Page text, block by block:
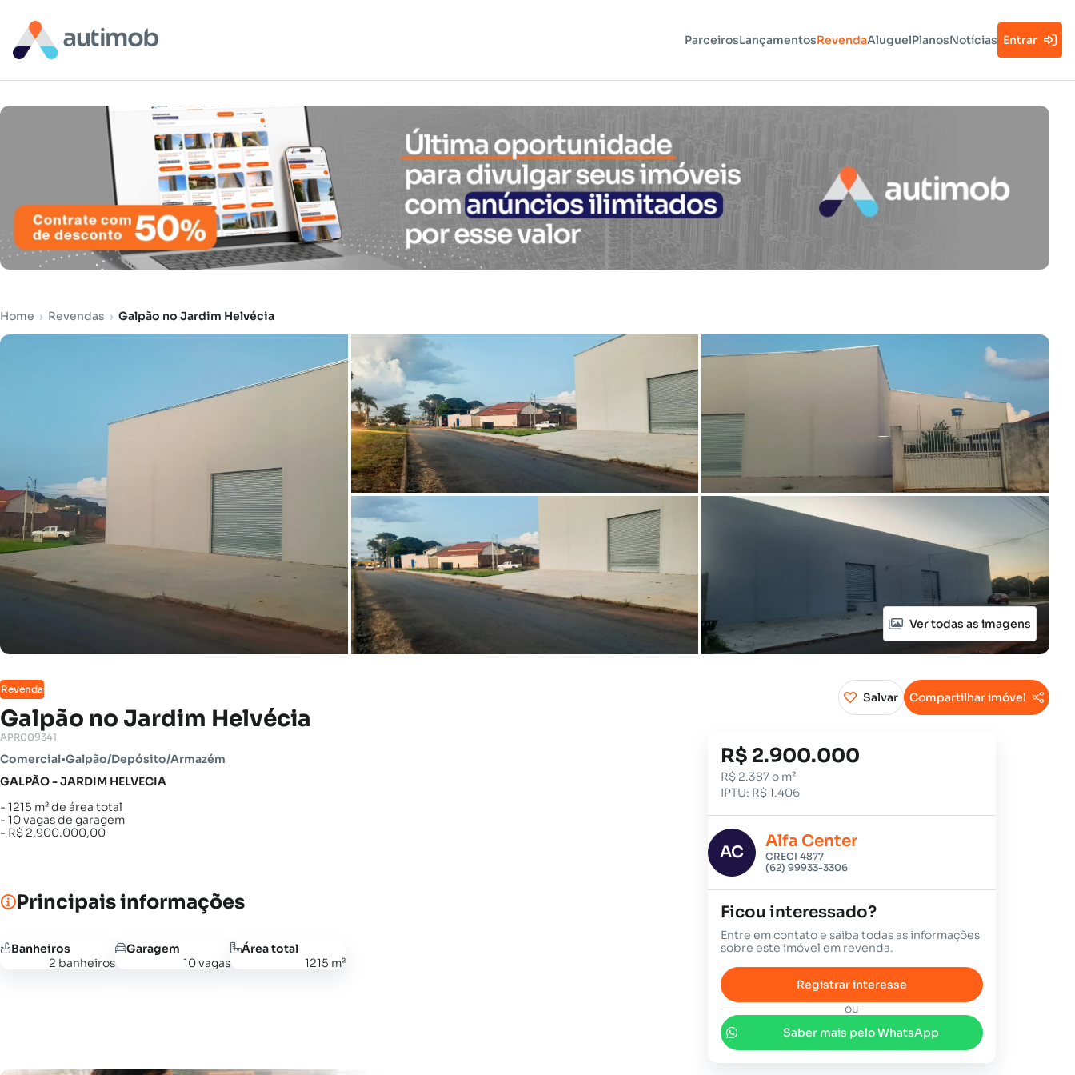
ParceirosLançamentosRevendaAluguelPlanosNotícias Entrar
Home › Revendas › Galpão no Jardim Helvécia
Ver todas as imagens
Revenda
Galpão no Jardim Helvécia
Salvar Compartilhar imóvel
APR009341
Comercial•Galpão/Depósito/Armazém
GALPÃO - JARDIM HELVECIA
- 1215 m² de área total
- 10 vagas de garagem
- R$ 2.900.000,00
Principais informações
Banheiros
2 banheiros
Garagem
10 vagas
Área total
1215 m²
R$ 2.900.000
R$ 2.387 o m²
IPTU: R$ 1.406
AC
Alfa Center
CRECI 4877
(62) 99933-3306
Ficou interessado?
Entre em contato e saiba todas as informações
sobre este imóvel em revenda.
Registrar interesse
ou
Saber mais pelo WhatsApp